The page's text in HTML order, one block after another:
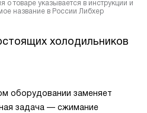
товаре указывается в инструкции и
название в России Либхер
холодильников
оборудовании заменяет
задача — сжимание